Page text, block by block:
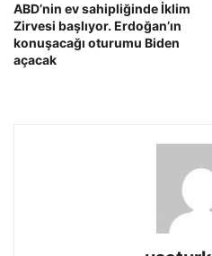
ABD’nin ev sahipliğinde İklim
Zirvesi başlıyor. Erdoğan’ın
konuşacağı oturumu Biden
açacak